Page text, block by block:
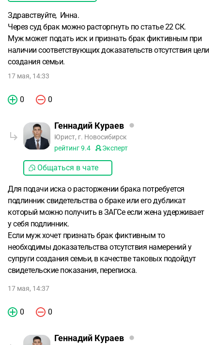
Здравствуйте, Инна.
Через суд брак можно расторгнуть по статье 22 СК.
Муж может подать иск и признать брак фиктивным при
наличии соответствующих доказательств отсутствия цели
создания семьи.
17 мая, 14:33
0 0
Геннадий Кураев
Юрист, г. Новосибирск
рейтинг9.4 Эксперт
Общаться в чате
Для подачи иска о расторжении брака потребуется
подлинник свидетельства о браке или его дубликат
который можно получить в ЗАГСе если жена удерживает
у себя подлинник.
Если муж хочет признать брак фиктивным то
необходимы доказательства отсутствия намерений у
супруги создания семьи, в качестве таковых подойдут
свидетельские показания, переписка.
17 мая, 14:37
0 0
Геннадий Кураев